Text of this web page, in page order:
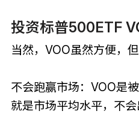
投资标普500ETF
当然，VOO虽然方便，
不会跑赢市场：VOO是
就是市场平均水平，不会